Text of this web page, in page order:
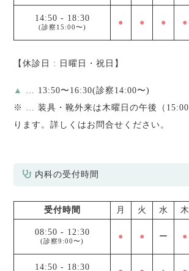
14:50 - 18:30
(診察15:00〜) ● ● ● ●
【休診日 : 日曜日・祝日】
▲
… 13:50〜16:30(診察14:00〜)
※ … 装具・靴外来は木曜日の午後（
ります。詳しくはお問合せください。
内科の受付時間
受付時間 月 火 水 木
08:50 - 12:30
(診察9:00〜) ● ● ー ●
14:50 - 18:30